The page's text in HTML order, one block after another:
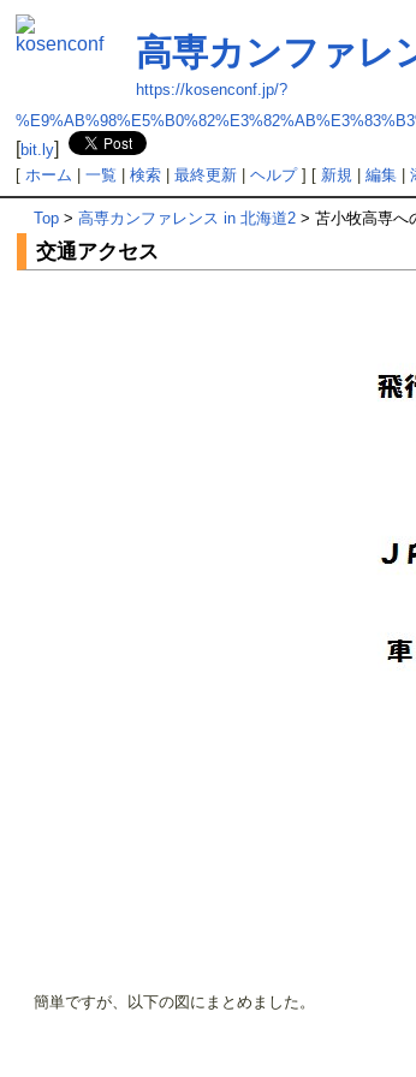
高専カンファレ
https://kosenconf.jp/?
[bit.ly]
[ホーム |一覧 |検索 |最終更新 |ヘルプ] [ 新規 |編集 |
Top > 高専カンファレンス in 北海道2 > 苫小牧高専へ
交通アクセス
簡単ですが、以下の図にまとめました。